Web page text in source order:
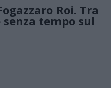
fino al 23
sotto